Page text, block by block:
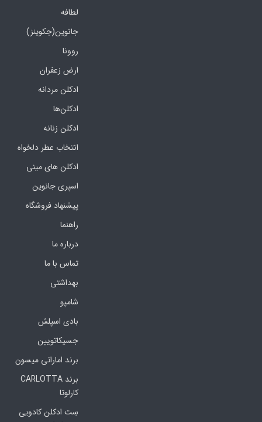
لطافه
جانوین(جکوینز)
روونا
ارض زعفران
ادکلن مردانه
ادکلن‌ها
ادکلن زنانه
انتخاب عطر دلخواه
ادکلن های مینی
اسپری جانوین
پیشنهاد فروشگاه
راهنما
درباره ما
تماس با ما
بهداشتی
شامپو
بادی اسپلش
جسیکاتویین
برند اماراتی میسون
برند CARLOTTA
کارلوتا
سِت ادکلن کادویی